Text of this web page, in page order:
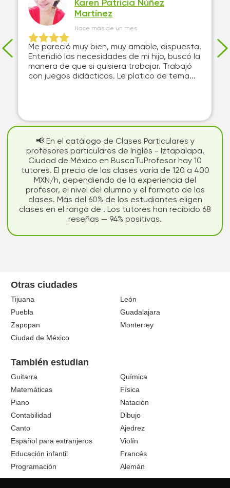
Karen Patricia Núñez
Martínez
Hace más de un mes
Me pareció muy bien, muy amable, dispuesta.
Entendió las necesidades de mi hijo, buscó la
manera de que si quisiera trabajar. Trabajó
con juegos didácticos. Le platico de tema...
📢 En el catálogo de Clases Particulares y
profesores particulares de Inglés - Iztapalapa,
Ciudad de México en BuscaTuProfesor hay 10
tutores. El precio de las clases varía de 120 a 400
MXN/h, dependiendo de la experiencia del
profesor, el nivel del alumno y el formato de las
clases. Más del 60% de los estudiantes eligen
clases en el rango de . Los tutores han recibido 68
reseñas — 94% positivas.
Otras ciudades
Tijuana
León
Puebla
Guadalajara
Zapopan
Monterrey
Ciudad de México
También estudian
Guitarra
Química
Matemáticas
Física
Piano
Natación
Contabilidad
Dibujo
Canto
Ajedrez
Español para extranjeros
Violín
Educación infantil
Francés
Programación
Alemán